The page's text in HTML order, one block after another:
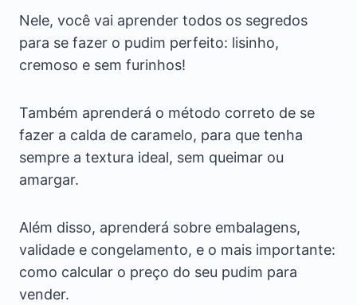
Nele, você vai aprender todos os segredos
para se fazer o pudim perfeito: lisinho,
cremoso e sem furinhos!
Também aprenderá o método correto de se
fazer a calda de caramelo, para que tenha
sempre a textura ideal, sem queimar ou
amargar.
Além disso, aprenderá sobre embalagens,
validade e congelamento, e o mais importante:
como calcular o preço do seu pudim para
vender.